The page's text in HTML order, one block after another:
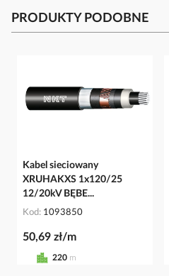
PRODUKTY PODOBNE
Kabel sieciowany
XRUHAKXS 1x120/25
12/20kV BĘBE...
Kod 1093850
50,69 zł/m
220 m